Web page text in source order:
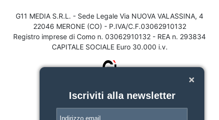
G11 MEDIA S.R.L. - Sede Legale Via NUOVA VALASSINA, 4
22046 MERONE (CO) - P.IVA/C.F.03062910132
Registro imprese di Como n. 03062910132 - REA n. 293834
CAPITALE SOCIALE Euro 30.000 i.v.
Iscriviti alla newsletter